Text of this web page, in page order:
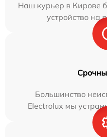
Наш курьер в Кирове
устройство на
Большинство
Electrolux мы